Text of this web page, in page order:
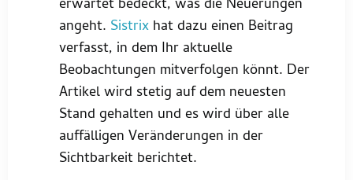
erwartet bedeckt, was die Neuerungen
angeht. Sistrix hat dazu einen Beitrag
verfasst, in dem Ihr aktuelle
Beobachtungen mitverfolgen könnt. Der
Artikel wird stetig auf dem neuesten
Stand gehalten und es wird über alle
auffälligen Veränderungen in der
Sichtbarkeit berichtet.